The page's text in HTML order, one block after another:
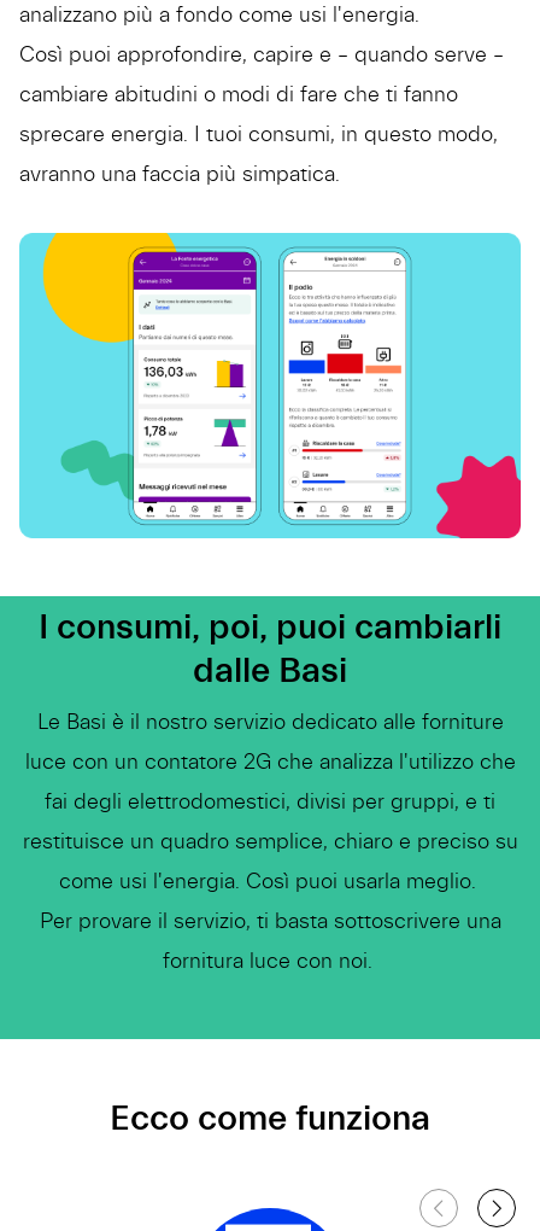
analizzano più a fondo come usi l'energia.
Così puoi approfondire, capire e – quando serve –
cambiare abitudini o modi di fare che ti fanno
sprecare energia. I tuoi consumi, in questo modo,
avranno una faccia più simpatica.
I consumi, poi, puoi cambiarli
dalle Basi
Le Basi è il nostro servizio dedicato alle forniture
luce con un contatore 2G che analizza l'utilizzo che
fai degli elettrodomestici, divisi per gruppi, e ti
restituisce un quadro semplice, chiaro e preciso su
come usi l'energia. Così puoi usarla meglio.
Per provare il servizio, ti basta sottoscrivere una
fornitura luce con noi.
Ecco come funziona